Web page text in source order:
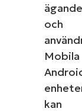
och
Mobila
kan